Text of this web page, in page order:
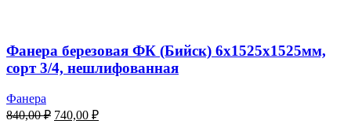
Фанера березовая ФК (Бийск) 6х1525х1525мм,
сорт 3/4, нешлифованная
Фанера
840,00₽ 740,00 ₽